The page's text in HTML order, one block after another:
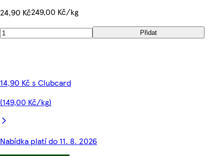
24,90 Kč249,00 Kč/kg
Přidat
14,90 Kč s Clubcard
(149,00 Kč/kg)
Nabídka platí do 11. 8. 2026